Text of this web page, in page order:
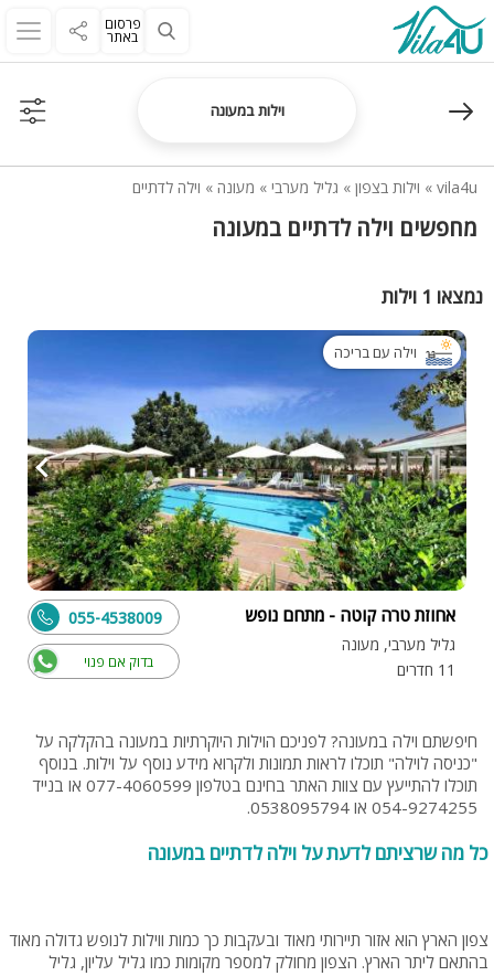
פרסום
באתר
וילות במעונה
vila4u
» וילות בצפון » גליל מערבי » מעונה » וילה לדתיים
מחפשים וילה לדתיים במעונה
נמצאו 1 וילות
וילה עם בריכה
אחוזת טרה קוטה - מתחם נופש
גליל מערבי, מעונה
11 חדרים
בדוק אם פנוי
055-4538009
חיפשתם וילה במעונה? לפניכם הוילות היוקרתיות במעונה בהקלקה על
"כניסה לוילה" תוכלו לראות תמונות ולקרוא מידע נוסף על וילות. בנוסף
תוכלו להתייעץ עם צוות האתר בחינם בטלפון 077-4060599 או בנייד
054-9274255 או 0538095794.
כל מה שרציתם לדעת על וילה לדתיים במעונה
צפון הארץ הוא אזור תיירותי מאוד ובעקבות כך כמות ווילות לנופש גדולה מאוד
בהתאם ליתר הארץ. הצפון מחולק למספר מקומות כמו גליל עליון, גליל